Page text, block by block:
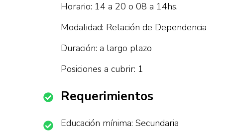
Horario: 14 a 20 o 08 a 14hs.
Modalidad: Relación de Dependencia
Duración: a largo plazo
Posiciones a cubrir: 1
Requerimientos
Educación mínima: Secundaria